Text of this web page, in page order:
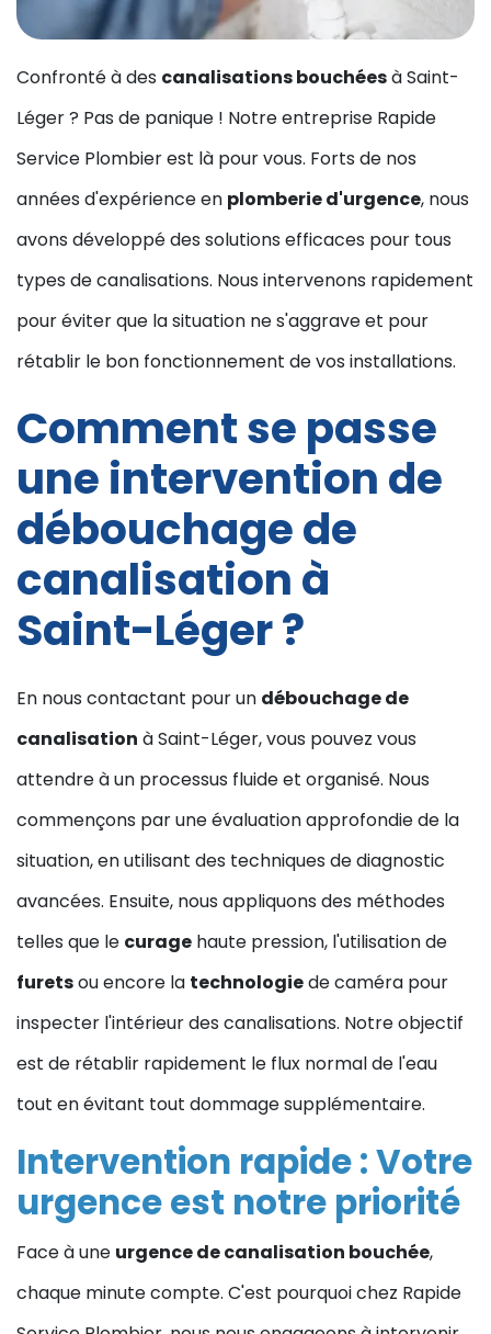
Confronté à des canalisations bouchéesà Saint-
Léger ? Pas de panique ! Notre entreprise Rapide
Service Plombier est là pour vous. Forts de nos
années d'expérience en plomberie d'urgence, nous
avons développé des solutions efficaces pour tous
types de canalisations. Nous intervenons rapidement
pour éviter que la situation ne s'aggrave et pour
rétablir le bon fonctionnement de vos installations.
Comment se passe
une intervention de
débouchage de
canalisation à
Saint-Léger ?
En nous contactant pour un débouchage de
canalisation à Saint-Léger, vous pouvez vous
attendre à un processus fluide et organisé. Nous
commençons par une évaluation approfondie de la
situation, en utilisant des techniques de diagnostic
avancées. Ensuite, nous appliquons des méthodes
telles que le curage haute pression, l'utilisation de
furetsou encore la technologiede caméra pour
inspecter l'intérieur des canalisations. Notre objectif
est de rétablir rapidement le flux normal de l'eau
tout en évitant tout dommage supplémentaire.
Intervention rapide : Votre
urgence est notre priorité
Face à une urgence de canalisation bouchée,
chaque minute compte. C'est pourquoi chez Rapide